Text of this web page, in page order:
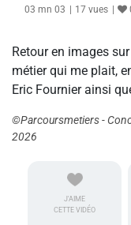
03 mn 03 17 vues
Retour en images
métier qui me plait,
Eric Fournier ainsi
©Parcoursmetiers -
2026
J'AIME
CETTE VIDÉO